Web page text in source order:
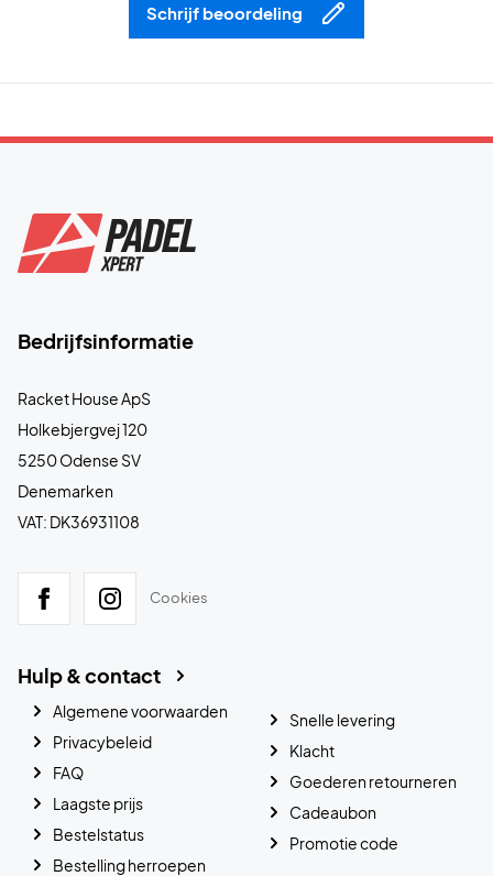
Schrijf beoordeling
Bedrijfsinformatie
Racket House ApS
Holkebjergvej 120
5250 Odense SV
Denemarken
VAT: DK36931108
Cookies
Hulp & contact
Algemene voorwaarden
Privacybeleid
FAQ
Laagste prijs
Bestelstatus
Bestelling herroepen
Snelle levering
Klacht
Goederen retourneren
Cadeaubon
Promotie code